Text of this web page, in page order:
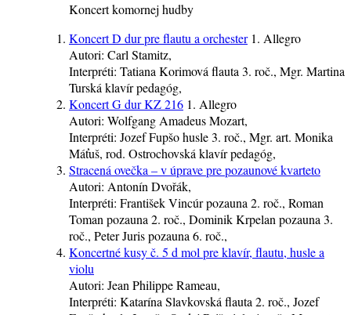
Koncert komornej hudby
Koncert D dur pre flautu a orchester 1. Allegro
Autori: Carl Stamitz,
Interpréti: Tatiana Korimová flauta 3. roč., Mgr. Martina
Turská klavírpedagóg,
Koncert G dur KZ 216 1. Allegro
Autori: Wolfgang Amadeus Mozart,
Interpréti: Jozef Fupšohusle3. roč., Mgr. art. Monika
Máťuš, rod. Ostrochovská klavírpedagóg,
Stracená ovečka – v úprave pre pozaunové kvarteto
Autori: Antonín Dvořák,
Interpréti: František Vincúrpozauna 2. roč., Roman
Toman pozauna 2. roč., Dominik Krpelan pozauna 3.
roč., Peter Jurispozauna 6. roč.,
Koncertné kusy č. 5 d mol pre klavír, flautu, husle a
violu
Autori: Jean Philippe Rameau,
Interpréti: Katarína Slavkovská flauta 2. roč., Jozef